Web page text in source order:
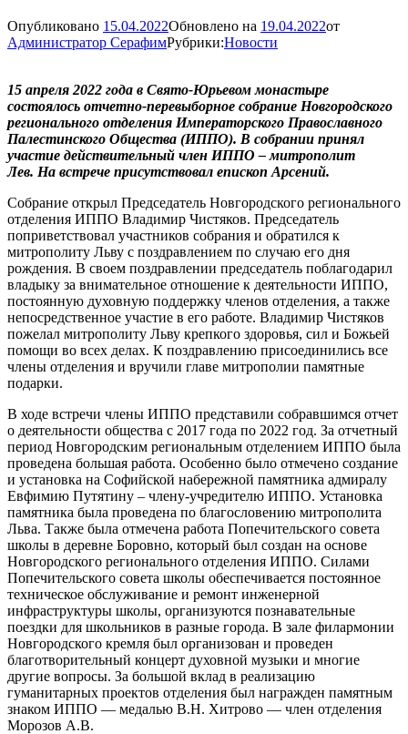
Опубликовано 15.04.2022Обновлено на 19.04.2022от
Администратор СерафимРубрики:Новости
15 апреля 2022 года в Свято-Юрьевом монастыре
состоялось отчетно-перевыборное собрание Новгородского
регионального отделения Императорского Православного
Палестинского Общества (ИППО). В собрании принял
участие действительный член ИППО – митрополит
Лев. На встрече присутствовал епископ Арсений.
Собрание открыл Председатель Новгородского регионального
отделения ИППО Владимир Чистяков. Председатель
поприветствовал участников собрания и обратился к
митрополиту Льву с поздравлением по случаю его дня
рождения. В своем поздравлении председатель поблагодарил
владыку за внимательное отношение к деятельности ИППО,
постоянную духовную поддержку членов отделения, а также
непосредственное участие в его работе. Владимир Чистяков
пожелал митрополиту Льву крепкого здоровья, сил и Божьей
помощи во всех делах. К поздравлению присоединились все
члены отделения и вручили главе митрополии памятные
подарки.
В ходе встречи члены ИППО представили собравшимся отчет
о деятельности общества с 2017 года по 2022 год. За отчетный
период Новгородским региональным отделением ИППО была
проведена большая работа. Особенно было отмечено создание
и установка на Софийской набережной памятника адмиралу
Евфимию Путятину – члену-учредителю ИППО. Установка
памятника была проведена по благословению митрополита
Льва. Также была отмечена работа Попечительского совета
школы в деревне Боровно, который был создан на основе
Новгородского регионального отделения ИППО. Силами
Попечительского совета школы обеспечивается постоянное
техническое обслуживание и ремонт инженерной
инфраструктуры школы, организуются познавательные
поездки для школьников в разные города. В зале филармонии
Новгородского кремля был организован и проведен
благотворительный концерт духовной музыки и многие
другие вопросы. За большой вклад в реализацию
гуманитарных проектов отделения был награжден памятным
знаком ИППО — медалью В.Н. Хитрово — член отделения
Морозов А.В.